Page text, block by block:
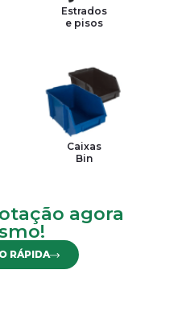
Estrados
e pisos
Caixas
Bin
agora
RÁPIDA